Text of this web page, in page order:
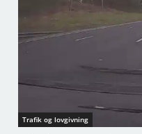
Trafik og lovgivning